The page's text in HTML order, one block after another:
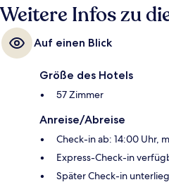
Weitere Infos zu
Auf einen Blick
Größe des Hotels
57 Zimmer
Anreise/Abreise
Check-in ab: 14:00 Uhr,
Express-Check-in
Später Check-in